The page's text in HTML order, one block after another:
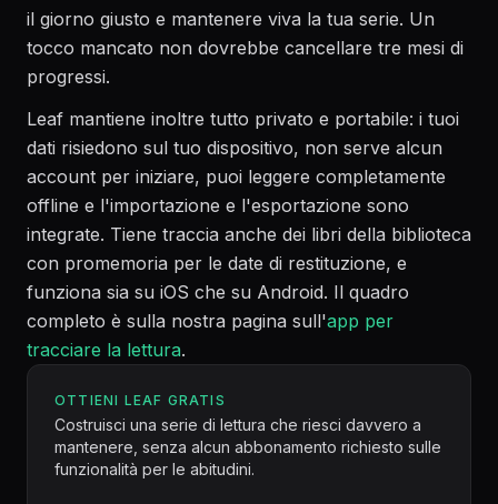
il giorno giusto e mantenere viva la tua serie. Un
tocco mancato non dovrebbe cancellare tre mesi di
progressi.
Leaf mantiene inoltre tutto privato e portabile: i tuoi
dati risiedono sul tuo dispositivo, non serve alcun
account per iniziare, puoi leggere completamente
offline e l'importazione e l'esportazione sono
integrate. Tiene traccia anche dei libri della biblioteca
con promemoria per le date di restituzione, e
funziona sia su iOS che su Android. Il quadro
completo è sulla nostra pagina sull'app per
tracciare la lettura.
OTTIENI LEAF GRATIS
Costruisci una serie di lettura che riesci davvero a
mantenere, senza alcun abbonamento richiesto sulle
funzionalità per le abitudini.